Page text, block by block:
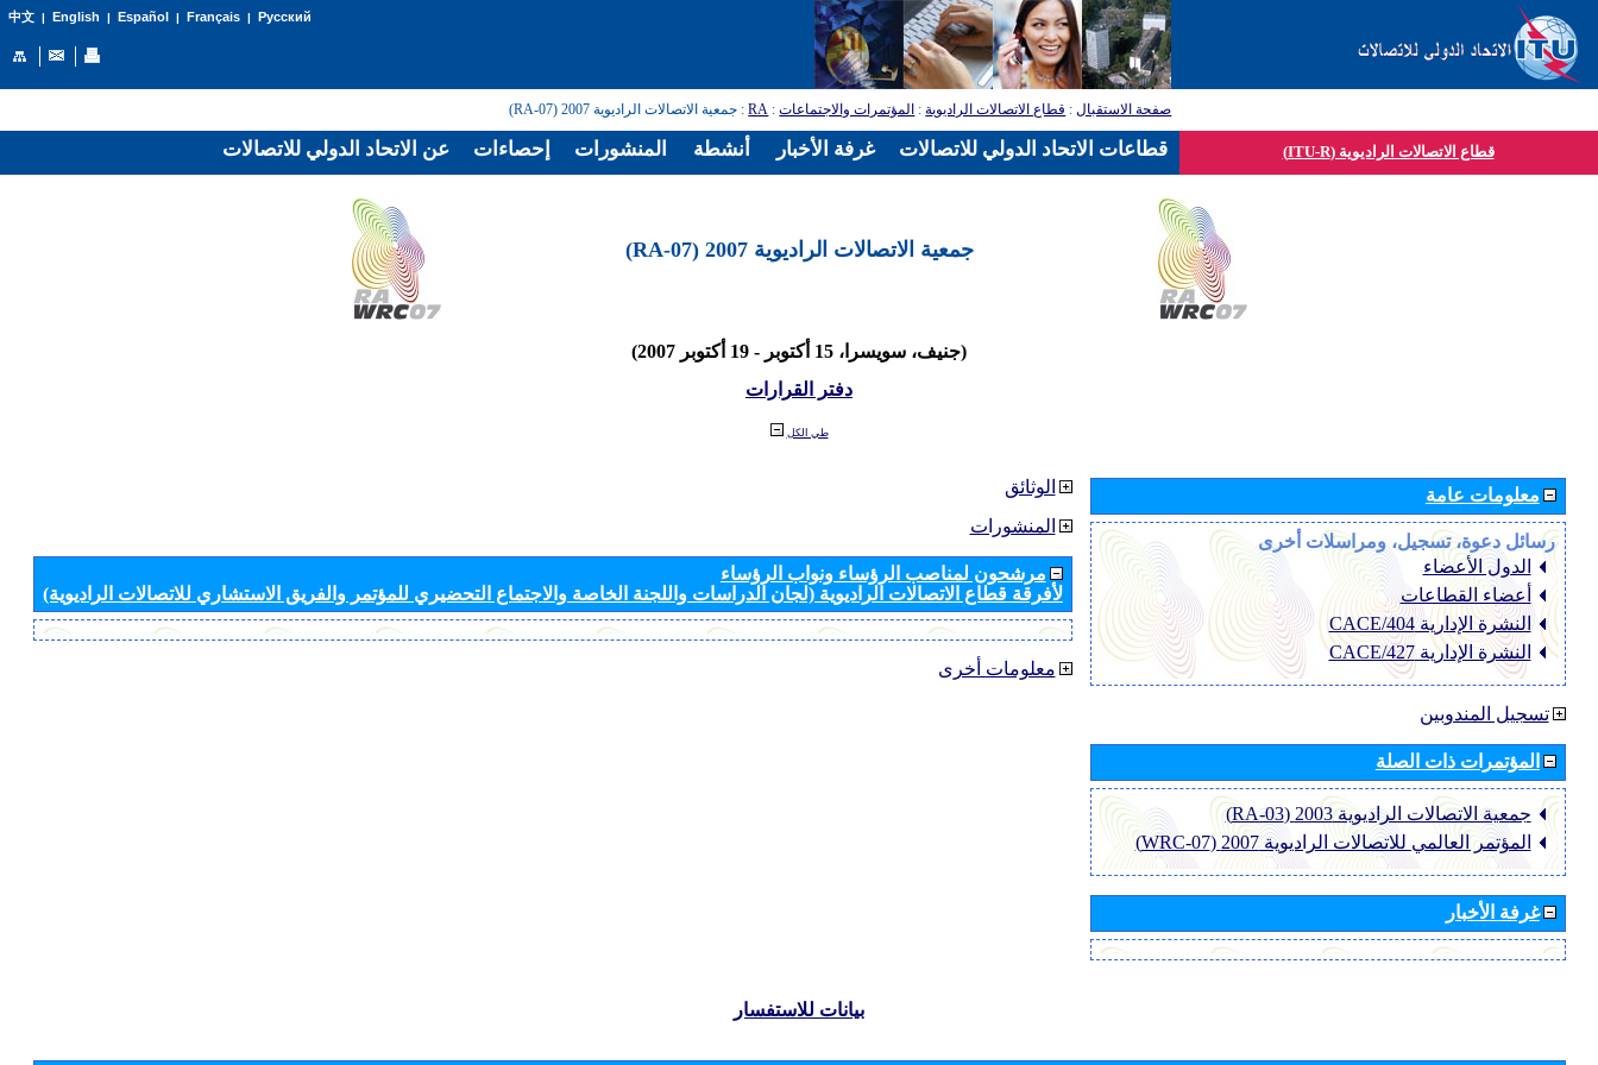
中文| English | Español | Français| Русский
صفحة الاستقبال: قطاع الاتصالات الراديوية: المؤتمرات والاجتماعات:
RA: جمعية الاتصالات الراديوية 2007 (RA-07)
قطاع الاتصالات الراديوية (ITU-R)
جمعية الاتصالات الراديوية 2007 (RA-07)
(جنيف، سويسرا، 15 أكتوبر - 19 أكتوبر 2007)
دفتر القرارات
طي الكل
الوثائق
المنشورات
مرشحون لمناصب الرؤساء ونواب الرؤساء
لأفرقة قطاع الاتصالات الراديوية (لجان الدراسات واللجنة الخاصة والاجتماع التحضيري للمؤتمر والفريق الاستشاري للاتصالات الراديوية)
معلومات أخرى
معلومات عامة
رسائل دعوة، تسجيل، ومراسلات أخرى
الدول الأعضاء
أعضاء القطاعات
النشرة الإدارية CACE/404
النشرة الإدارية CACE/427
تسجيل المندوبين
المؤتمرات ذات الصلة
جمعية الاتصالات الراديوية 2003 (RA-03)
المؤتمر العالمي للاتصالات الراديوية 2007 (WRC-07)
غرفة الأخبار
بيانات للاستفسار
عن الاتحاد الدولي للاتصالات إحصاءات المنشورات أنشطة غرفة الأخبار قطاعات الاتحاد الدولي للاتصالات